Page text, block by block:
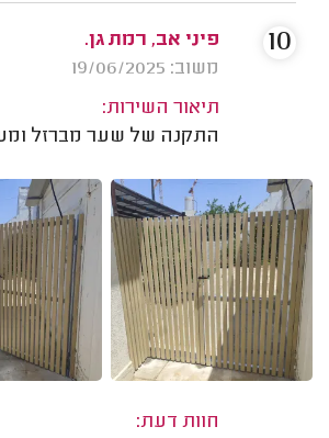
פיני אב, רמת גן.
משוב: 19/06/2025
תיאור השירות:
התקנה של שער מברזל
חוות דעת:
10